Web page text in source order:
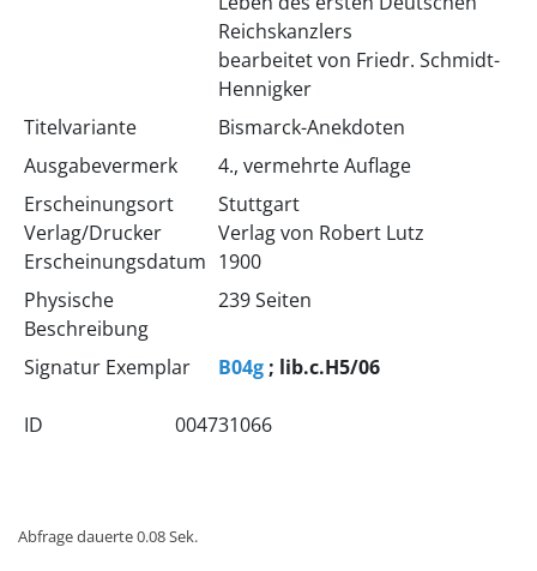
Reichskanzlers
bearbeitet von Friedr. Schmidt-
Hennigker
Titelvariante
Bismarck-Anekdoten
Ausgabevermerk
4., vermehrte Auflage
Erscheinungsort
Verlag/Drucker
Erscheinungsdatum
Stuttgart
Verlag von Robert Lutz
1900
Physische
Beschreibung
239 Seiten
Signatur Exemplar B04g; lib.c.H5/06
ID 004731066
Abfrage dauerte 0.08 Sek.